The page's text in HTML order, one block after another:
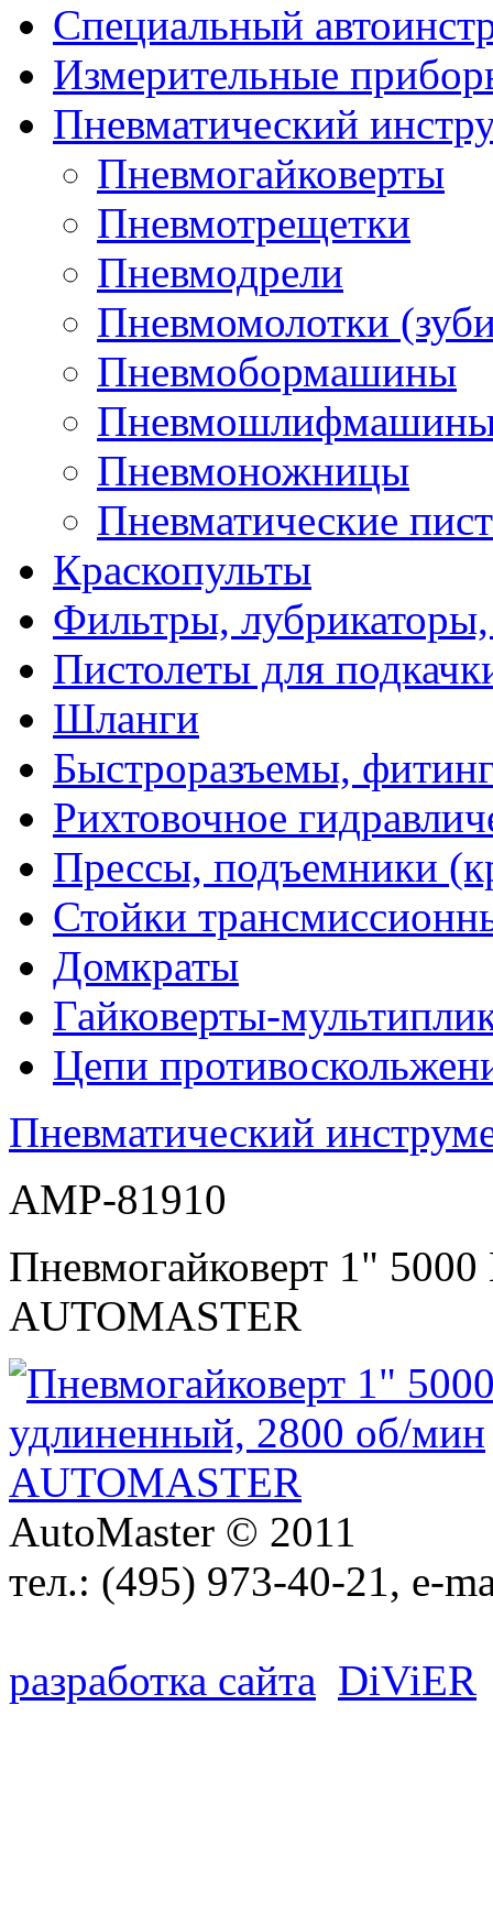
Специальный
Измерительные
Пневматический
Пневмогайковерты
Пневмотрещетки
Пневмодрели
Пневмомолотки
Пневмобормашины
Пневмоножницы
Пневматические
Краскопульты
Фильтры,
Пистолеты для
Шланги
Быстроразъемы,
Рихтовочное
Прессы, подъемники
Стойки
Домкраты
Гайковерты-
Цепи
Пневматический
AMP-81910
Пневмогайковерт 1"
AUTOMASTER
AutoMaster © 2011
тел.: (495) 973-40-21, e-
разработка сайта DiViER